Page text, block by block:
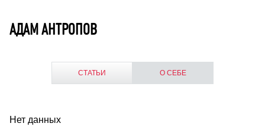
АДАМ АНТРОПОВ
СТАТЬИ О СЕБЕ
Нет данных